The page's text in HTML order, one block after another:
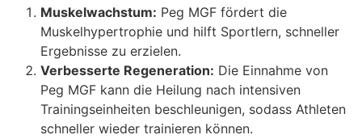
Muskelwachstum: Peg MGF fördert die
Muskelhypertrophie und hilft Sportlern, schneller
Ergebnisse zu erzielen.
Verbesserte Regeneration: Die Einnahme von
Peg MGF kann die Heilung nach intensiven
Trainingseinheiten beschleunigen, sodass Athleten
schneller wieder trainieren können.